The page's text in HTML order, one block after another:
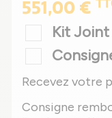
551,00 €
Kit
Recevez votre
Consigne